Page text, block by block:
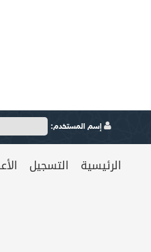
إسم المستخدم:
الرئيسية التسجيل